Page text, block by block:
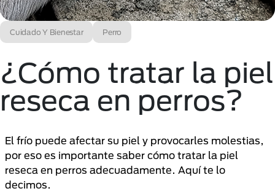
Cuidado Y Bienestar Perro
¿Cómo tratar la piel
reseca en perros?
El frío puede afectar su piel y provocarles molestias,
por eso es importante saber cómo tratar la piel
reseca en perros adecuadamente. Aquí te lo
decimos.